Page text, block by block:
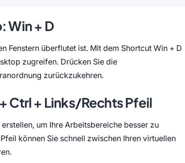
Win + D
Fenstern überflutet ist. Mit dem Shortcut Win + D
zugreifen. Drücken Sie die
zurückzukehren.
Ctrl + Links/Rechts Pfeil
um Ihre Arbeitsbereiche besser zu
können Sie schnell zwischen Ihren virtuellen